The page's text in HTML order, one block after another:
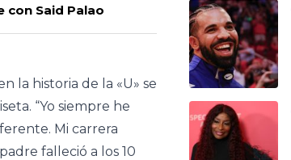
con Said Palao
la historia de la «U» se
“Yo siempre he
Mi carrera
falleció a los 10